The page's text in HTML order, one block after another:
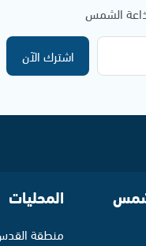
الشمس
اشترك الآن
المحليات
منطقة